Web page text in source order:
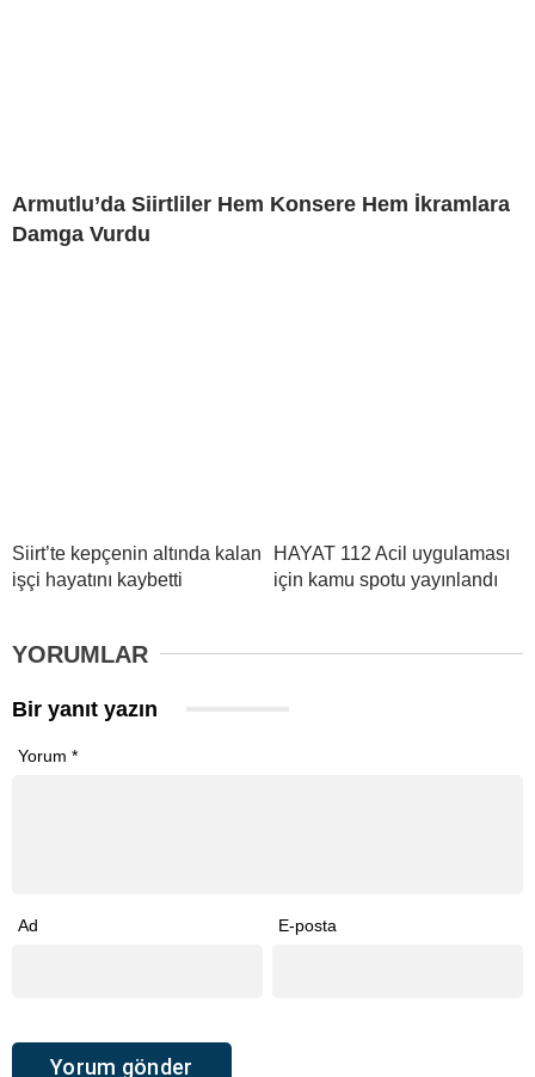
Armutlu’da Siirtliler Hem Konsere Hem İkramlara
Damga Vurdu
Siirt’te kepçenin altında kalan
işçi hayatını kaybetti
HAYAT 112 Acil uygulaması
için kamu spotu yayınlandı
YORUMLAR
Bir yanıt yazın
Yorum *
Ad E-posta